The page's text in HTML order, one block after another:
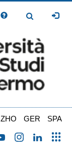
Toggle
ZHO GER SPA